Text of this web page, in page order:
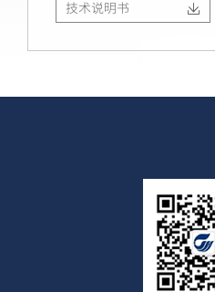
技术说明书